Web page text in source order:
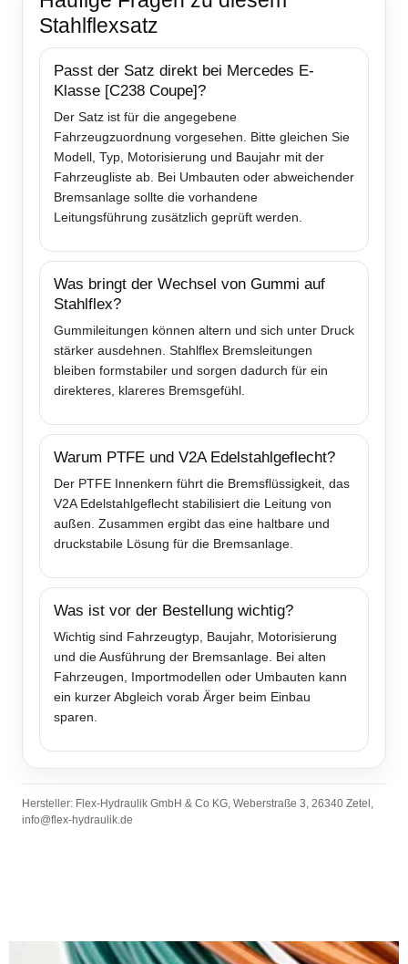
Stahlflexsatz
Passt der Satz direkt bei Mercedes E-
Klasse [C238 Coupe]?
Der Satz ist für die angegebene
Fahrzeugzuordnung vorgesehen. Bitte gleichen Sie
Modell, Typ, Motorisierung und Baujahr mit der
Fahrzeugliste ab. Bei Umbauten oder abweichender
Bremsanlage sollte die vorhandene
Leitungsführung zusätzlich geprüft werden.
Was bringt der Wechsel von Gummi auf
Stahlflex?
Gummileitungen können altern und sich unter Druck
stärker ausdehnen. Stahlflex Bremsleitungen
bleiben formstabiler und sorgen dadurch für ein
direkteres, klareres Bremsgefühl.
Warum PTFE und V2A Edelstahlgeflecht?
Der PTFE Innenkern führt die Bremsflüssigkeit, das
V2A Edelstahlgeflecht stabilisiert die Leitung von
außen. Zusammen ergibt das eine haltbare und
druckstabile Lösung für die Bremsanlage.
Was ist vor der Bestellung wichtig?
Wichtig sind Fahrzeugtyp, Baujahr, Motorisierung
und die Ausführung der Bremsanlage. Bei alten
Fahrzeugen, Importmodellen oder Umbauten kann
ein kurzer Abgleich vorab Ärger beim Einbau
sparen.
Hersteller: Flex-Hydraulik GmbH & Co KG, Weberstraße 3, 26340 Zetel,
info@flex-hydraulik.de